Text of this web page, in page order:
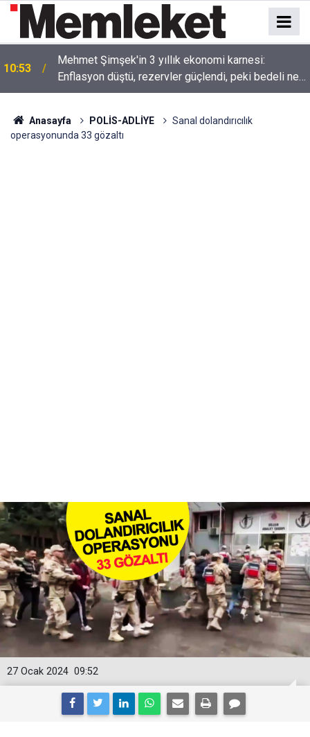
10:53
Mehmet Şimşek'in 3 yıllık ekonomi karnesi:
Enflasyon düştü, rezervler güçlendi, peki bedeli ne
oldu?
Anasayfa POLİS-ADLİYE
Sanal dolandırıcılık
operasyonunda 33 gözaltı
09:52
27 Ocak 2024